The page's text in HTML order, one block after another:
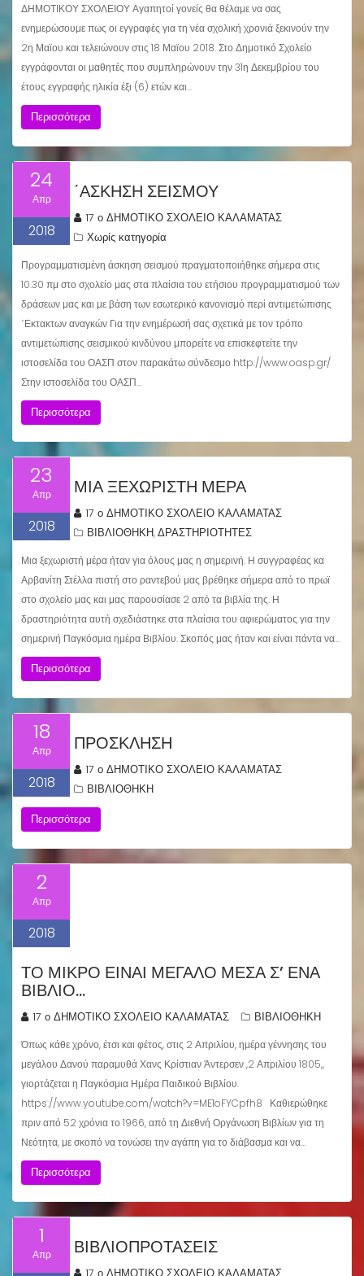
ΔΗΜΟΤΙΚΟΥ ΣΧΟΛΕΙΟΥ Αγαπητοί γονείς θα θέλαμε να σας
ενημερώσουμε πως οι εγγραφές για τη νέα σχολική χρονιά ξεκινούν την
2η Μαϊου και τελειώνουν στις 18 Μαϊου 2018. Στο Δημοτικό Σχολείο
εγγράφονται οι μαθητές που συμπληρώνουν την 31η Δεκεμβρίου του
έτους εγγραφής ηλικία έξι (6) ετών και…
Περισσότερα
24
Απρ
2018
΄ΑΣΚΗΣΗ ΣΕΙΣΜΟΎ
17 ο ΔΗΜΟΤΙΚΟ ΣΧΟΛΕΙΟ ΚΑΛΑΜΑΤΑΣ
Χωρίς κατηγορία
Προγραμματισμένη άσκηση σεισμού πραγματοποιήθηκε σήμερα στις
10.30 πμ στο σχολείο μας στα πλαίσια του ετήσιου προγραμματισμού των
δράσεων μας και με βάση των εσωτερικό κανονισμό περί αντιμετώπισης
΄Εκτακτων αναγκών Για την ενημέρωσή σας σχετικά με τον τρόπο
αντιμετώπισης σεισμικού κινδύνου μπορείτε να επισκεφτείτε την
ιστοσελίδα του ΟΑΣΠ στον παρακάτω σύνδεσμο http://www.oasp.gr/
Στην ιστοσελίδα του ΟΑΣΠ…
Περισσότερα
23
Απρ
2018
ΜΙΑ ΞΕΧΩΡΙΣΤΉ ΜΈΡΑ
17 ο ΔΗΜΟΤΙΚΟ ΣΧΟΛΕΙΟ ΚΑΛΑΜΑΤΑΣ
ΒΙΒΛΙΟΘΗΚΗ,ΔΡΑΣΤΗΡΙΟΤΗΤΕΣ
Μια ξεχωριστή μέρα ήταν για όλους μας η σημερινή. Η συγγραφέας κα
Αρβανίτη Στέλλα πιστή στο ραντεβού μας βρέθηκε σήμερα από το πρωϊ
στο σχολείο μας και μας παρουσίασε 2 από τα βιβλία της. Η
δραστηριότητα αυτή σχεδιάστηκε στα πλαίσια του αφιερώματος για την
σημερινή Παγκόσμια ημέρα Βιβλίου. Σκοπός μας ήταν και είναι πάντα να…
Περισσότερα
18
Απρ
2018
ΠΡΟΣΚΛΗΣΗ
17 ο ΔΗΜΟΤΙΚΟ ΣΧΟΛΕΙΟ ΚΑΛΑΜΑΤΑΣ
ΒΙΒΛΙΟΘΗΚΗ
Περισσότερα
2
Απρ
2018
ΤΟ ΜΙΚΡΌ ΕΊΝΑΙ ΜΕΓΆΛΟ ΜΈΣΑ Σ’ ΈΝΑ
ΒΙΒΛΊΟ…
17 ο ΔΗΜΟΤΙΚΟ ΣΧΟΛΕΙΟ ΚΑΛΑΜΑΤΑΣ ΒΙΒΛΙΟΘΗΚΗ
Όπως κάθε χρόνο, έτσι και φέτος, στις 2 Απριλίου, ημέρα γέννησης του
μεγάλου Δανού παραμυθά Χανς Κρίστιαν Άντερσεν ,2 Απριλίου 1805,,
γιορτάζεται η Παγκόσμια Ημέρα Παιδικού Βιβλίου.
https://www.youtube.com/watch?v=ME1oFYCpfh8 Καθιερώθηκε
πριν από 52 χρόνια το 1966, από τη Διεθνή Οργάνωση Βιβλίων για τη
Νεότητα, με σκοπό να τονώσει την αγάπη για το διάβασμα και να…
Περισσότερα
1
Απρ ΒΙΒΛΙΟΠΡΟΤΑΣΕΙΣ